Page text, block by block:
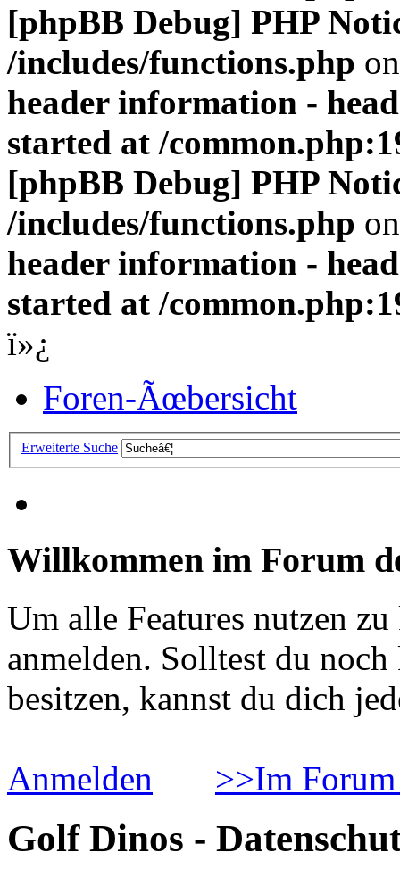
[phpBB Debug] PHP
/includes/functions.php
header information -
started at /
[phpBB Debug] PHP
/includes/functions.php
header information -
started at /
ï»¿
Foren-Ãœbersicht
Erweiterte Suche
Willkommen im Forum
Um alle Features nutzen
anmelden. Solltest du
besitzen, kannst du dich
Anmelden >>Im
Golf Dinos -